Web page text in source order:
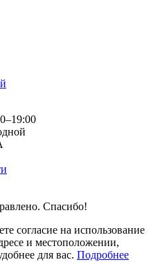
Спасибо!
согласие на использование
и местоположении,
для вас. Подробнее